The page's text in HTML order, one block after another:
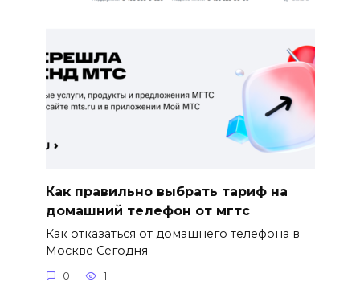
Как правильно выбрать тариф на
домашний телефон от мгтс
Как отказаться от домашнего телефона в
Москве Сегодня
0 1